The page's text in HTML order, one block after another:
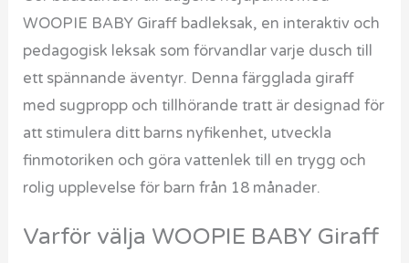
WOOPIE BABY Giraff badleksak, en interaktiv och
pedagogisk leksak som förvandlar varje dusch till
ett spännande äventyr. Denna färgglada giraff
med sugpropp och tillhörande tratt är designad för
att stimulera ditt barns nyfikenhet, utveckla
finmotoriken och göra vattenlek till en trygg och
rolig upplevelse för barn från 18 månader.
Varför välja WOOPIE BABY Giraff